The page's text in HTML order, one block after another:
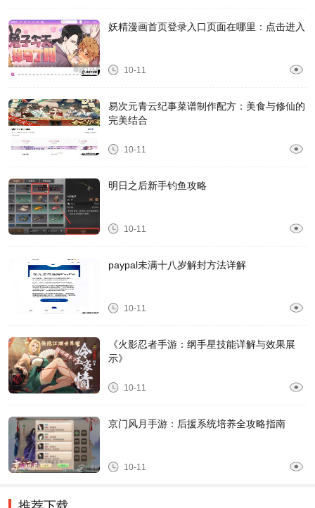
妖精漫画首页登录入口页面在哪里：点击进入
10-11
易次元青云纪事菜谱制作配方：美食与修仙的
完美结合
10-11
明日之后新手钓鱼攻略
10-11
paypal未满十八岁解封方法详解
10-11
《火影忍者手游：纲手星技能详解与效果展
示》
10-11
京门风月手游：后援系统培养全攻略指南
10-11